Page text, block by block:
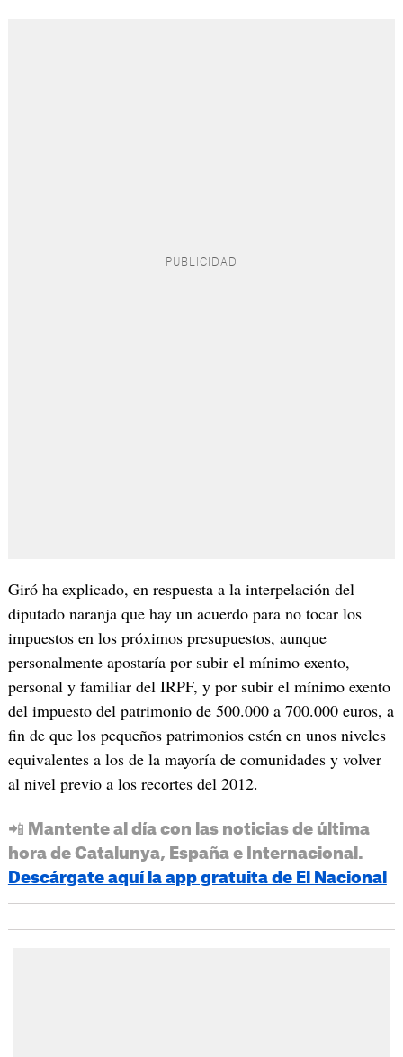
Giró ha explicado, en respuesta a la interpelación del
diputado naranja que hay un acuerdo para no tocar los
impuestos en los próximos presupuestos, aunque
personalmente apostaría por subir el mínimo exento,
personal y familiar del IRPF, y por subir el mínimo exento
del impuesto del patrimonio de 500.000 a 700.000 euros, a
fin de que los pequeños patrimonios estén en unos niveles
equivalentes a los de la mayoría de comunidades y volver
al nivel previo a los recortes del 2012.
📲 Mantente al día con las noticias de última
hora de Catalunya, España e Internacional.
Descárgate aquí la app gratuita de El Nacional